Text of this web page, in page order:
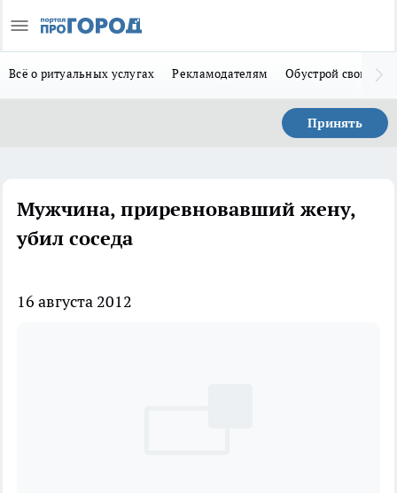
Всё о ритуальных услугах Рекламодателям Обустрой свой дом
Принять
Мужчина, приревновавший жену,
убил соседа
16 августа 2012